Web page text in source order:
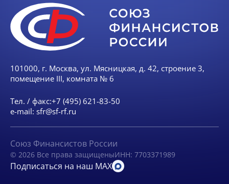
101000, г. Москва, ул. Мясницкая, д. 42, строение 3,
помещение III, комната № 6
Тел. / факс:+7 (495) 621-83-50
e-mail: sfr@sf-rf.ru
Союз Финансистов России
© 2026 Все права защищеныИНН: 7703371989
Подписаться на наш MAX